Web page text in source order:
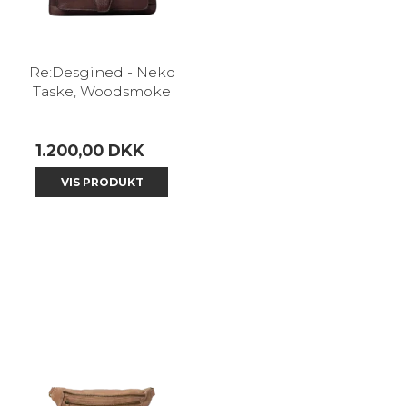
Re:Desgined - Neko
Taske, Woodsmoke
1.200,00 DKK
VIS PRODUKT